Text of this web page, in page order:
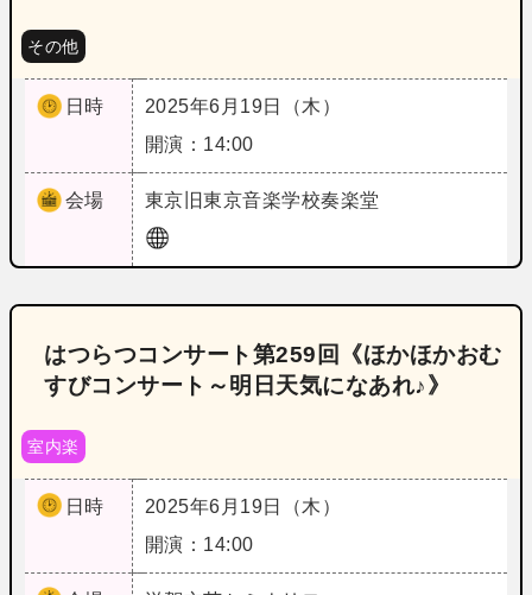
その他
日時
2025年6月19日（木）
開演：14:00
会場 東京 旧東京音楽学校奏楽堂
はつらつコンサート第259回《ほかほかおむ
すびコンサート～明日天気になあれ♪》
室内楽
日時
2025年6月19日（木）
開演：14:00